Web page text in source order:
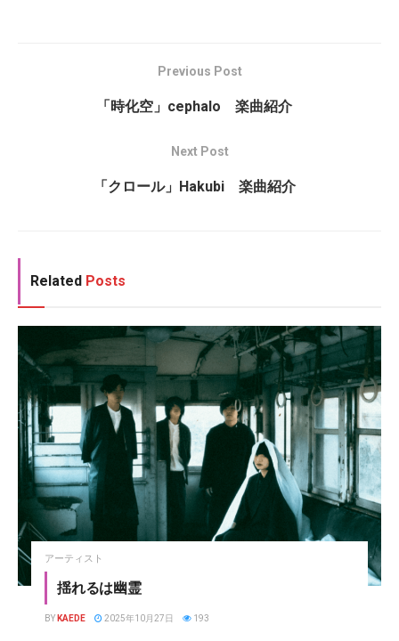
Previous Post
「時化空」cephalo 楽曲紹介
Next Post
「クロール」Hakubi 楽曲紹介
Related Posts
アーティスト
揺れるは幽霊
BY KAEDE 2025年10月27日 193